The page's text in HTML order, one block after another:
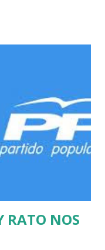
se rasgan ahora
se quieren ir de
olvidan que el
del
ahora con gusto el
el Parlament y fue
de los
tuviesen e...
RATO NOS